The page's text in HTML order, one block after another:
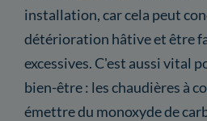
installation, car cela peut
détérioration hâtive et être
excessives. C'est aussi vital
bien-être : les chaudières à
émettre du monoxyde de